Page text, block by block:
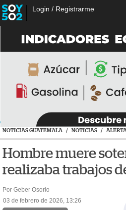
Login / Registrarme
NOTICIAS GUATEMALA / NOTICIAS /
Hombre muere
realizaba trabajos
Por Geber Osorio
03 de febrero de 2026, 13:26